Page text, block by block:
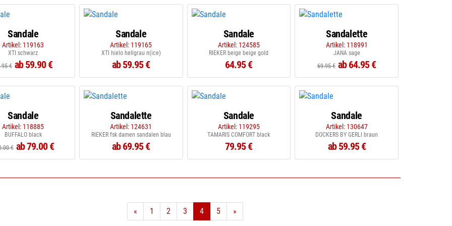
Sandale
Artikel: 119163
XTI schwarz
€ ab 59.90 €
Sandale
Artikel: 119165
XTI hielo hellgrau n(ice)
ab 59.95 €
Sandale
Artikel: 124585
RIEKER beige beige gold
64.95 €
Sandalette
Artikel: 118991
JANA sage
69.95 € ab 64.95 €
Sandale
Artikel: 118885
BUFFALO black
€ ab 79.00 €
Sandalette
Artikel: 124631
RIEKER fsk damen sandalen blau
ab 69.95 €
Sandale
Artikel: 119295
TAMARIS COMFORT black
79.95 €
Sandale
Artikel: 130647
DOCKERS BY GERLI braun
ab 59.95 €
« 1 2 3 4 5 »